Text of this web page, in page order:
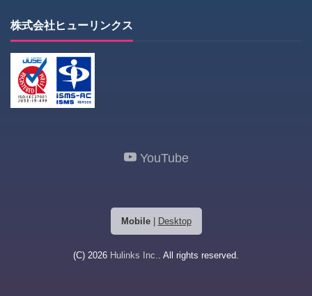
株式会社ヒューリンクス
YouTube
Mobile| Desktop
(C) 2026 Hulinks Inc.. All rights reserved.